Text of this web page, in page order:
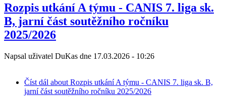
Rozpis utkání A týmu - CANIS 7. liga sk.
B, jarní část soutěžního ročníku
2025/2026
Napsal uživatel DuKas dne 17.03.2026 - 10:26
Číst dál about Rozpis utkání A týmu - CANIS 7. liga sk. B,
jarní část soutěžního ročníku 2025/2026